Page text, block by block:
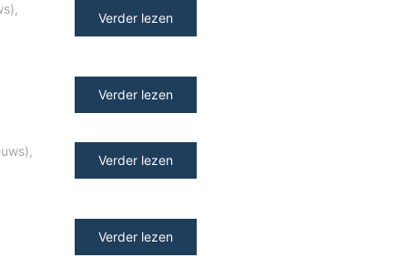
,
Verder lezen
Verder lezen
,
Verder lezen
Verder lezen